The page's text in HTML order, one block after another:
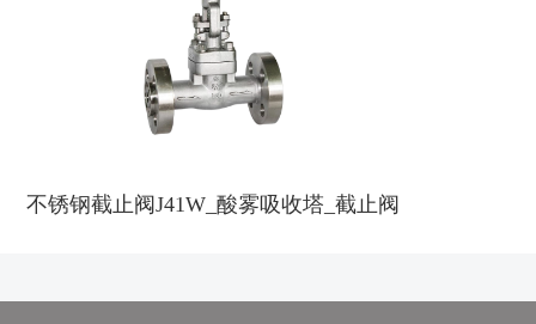
不锈钢截止阀J41W_酸雾吸收塔_截止阀